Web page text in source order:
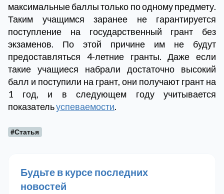
максимальные баллы только по одному предмету.
Таким учащимся заранее не гарантируется
поступление на государственный грант без
экзаменов. По этой причине им не будут
предоставляться 4-летние гранты. Даже если
такие учащиеся набрали достаточно высокий
балл и поступили на грант, они получают грант на
1 год, и в следующем году учитывается
показательуспеваемости.
#Статья
Будьте в курсе последних
новостей